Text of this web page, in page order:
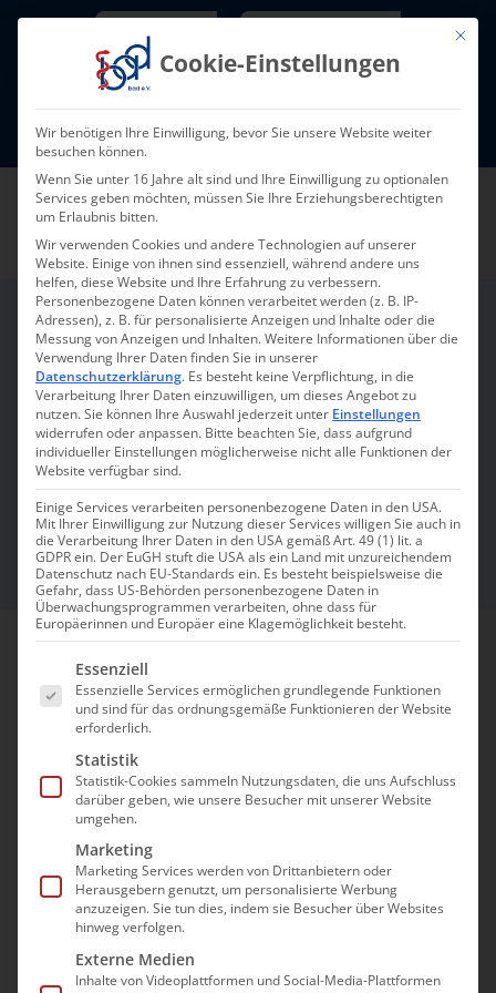
Skip
Fort- und Weiterbildung I Termine
BaWiG
Zusatzqualifikation
„Außerklinische Intensivpflege
und Beatmung“
Der bad e.V.bietet die Zusatzqualifikation für
Beatmung in der außerklinischen
Intensivpflege in exklusiver Kooperation mit
der BaWiG als führendender Akademie für
praxisbezogene Fort- und Weiterbildungen in
der Außerklinischen Intensivpflege an.
Der bundesweit anerkannte „BaWiG-
Standard“ gemäß Bundesrahmenempfehlung
zu § 132l SGB V garantiert eine anerkannte
Qualifikation mit akademischen Standards
Mit
Cookie-Einstellungen
Wir benötigen Ihre Einwilligung, bevor Sie unsere Website weiter
besuchen können.
Wenn Sie unter 16 Jahre alt sind und Ihre Einwilligung zu optionalen
Services geben möchten, müssen Sie Ihre Erziehungsberechtigten
um Erlaubnis bitten.
Wir verwenden Cookies und andere Technologien auf unserer
Website. Einige von ihnen sind essenziell, während andere uns
helfen, diese Website und Ihre Erfahrung zu verbessern.
Personenbezogene Daten können verarbeitet werden (z. B. IP-
Adressen), z. B. für personalisierte Anzeigen und Inhalte oder die
Messung von Anzeigen und Inhalten.Weitere Informationen über die
Verwendung Ihrer Daten finden Sie in unserer
Datenschutzerklärung. Es besteht keine Verpflichtung, in die
Verarbeitung Ihrer Daten einzuwilligen, um dieses Angebot zu
nutzen.Sie können Ihre Auswahl jederzeit unter Einstellungen
widerrufen oder anpassen. Bitte beachten Sie, dass aufgrund
individueller Einstellungen möglicherweise nicht alle Funktionen der
Website verfügbar sind.
Einige Services verarbeiten personenbezogene Daten in den USA.
Mit Ihrer Einwilligung zur Nutzung dieser Services willigen Sie auch in
die Verarbeitung Ihrer Daten in den USA gemäß Art. 49 (1) lit. a
GDPR ein. Der EuGH stuft die USA als ein Land mit unzureichendem
Datenschutz nach EU-Standards ein. Es besteht beispielsweise die
Gefahr, dass US-Behörden personenbezogene Daten in
Überwachungsprogrammen verarbeiten, ohne dass für
Europäerinnen und Europäer eine Klagemöglichkeit besteht.
Es folgt eine Liste der Service-Gruppen, für die
Essenziell
Essenzielle Services ermöglichen grundlegende Funktionen
und sind für das ordnungsgemäße Funktionieren der Website
erforderlich.
Statistik
Statistik-Cookies sammeln Nutzungsdaten, die uns Aufschluss
darüber geben, wie unsere Besucher mit unserer Website
umgehen.
Marketing
Marketing Services werden von Drittanbietern oder
Herausgebern genutzt, um personalisierte Werbung
anzuzeigen. Sie tun dies, indem sie Besucher über Websites
hinweg verfolgen.
Externe Medien
Inhalte von Videoplattformen und Social-Media-Plattformen